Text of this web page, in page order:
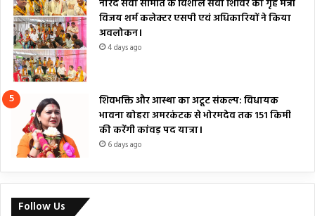
नारद सेवा समिति के विशाल सेवा शिविर का गृह मंत्री
विजय शर्म कलेक्टर एसपी एवं अधिकारियों ने किया
अवलोकन।
4 days ago
शिवभक्ति और आस्था का अटूट संकल्प: विधायक
भावना बोहरा अमरकंटक से भोरमदेव तक 151 किमी
की करेंगी कांवड़ पद यात्रा।
6 days ago
Follow Us